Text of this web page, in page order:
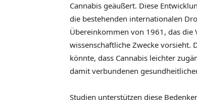
Cannabis geäußert. Diese
die bestehenden internationalen
Übereinkommen von 1961, das die
wissenschaftliche Zwecke vorsieht.
könnte, dass Cannabis leichter
damit verbundenen
Studien unterstützen diese